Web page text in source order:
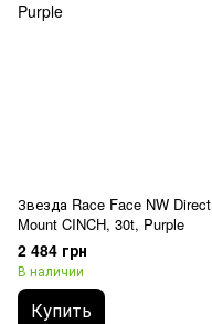
Звезда Race Face NW Direct
Mount CINCH, 30t, Purple
2 484 грн
В наличии
Купить